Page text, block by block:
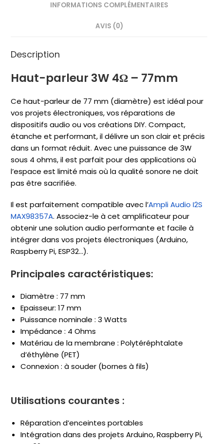
INFORMATIONS COMPLÉMENTAIRES
AVIS (0)
Description
Haut-parleur 3W 4Ω – 77mm
Ce haut-parleur de 77 mm (diamètre) est idéal pour
vos projets électroniques, vos réparations de
dispositifs audio ou vos créations DIY. Compact,
étanche et performant, il délivre un son clair et précis
dans un format réduit. Avec une puissance de 3W
sous 4 ohms, il est parfait pour des applications où
l’espace est limité mais où la qualité sonore ne doit
pas être sacrifiée.
Il est parfaitement compatible avec l’Ampli Audio I2S
MAX98357A. Associez-le à cet amplificateur pour
obtenir une solution audio performante et facile à
intégrer dans vos projets électroniques (Arduino,
Raspberry Pi, ESP32…).
Principales caractéristiques:
Diamètre : 77 mm
Epaisseur: 17 mm
Puissance nominale : 3 Watts
Impédance : 4 Ohms
Matériau de la membrane : Polytéréphtalate
d’éthylène (PET)
Connexion : à souder (bornes à fils)
Utilisations courantes :
Réparation d’enceintes portables
Intégration dans des projets Arduino, Raspberry Pi,